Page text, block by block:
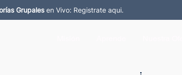
Grupalesen Vivo: Registrate aqui.